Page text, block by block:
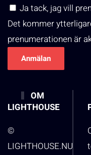
Ja tack, jag vill
Det kommer
prenumerationen är
OM
LIGHTHOUSE
©
LIGHTHOUSE.NU